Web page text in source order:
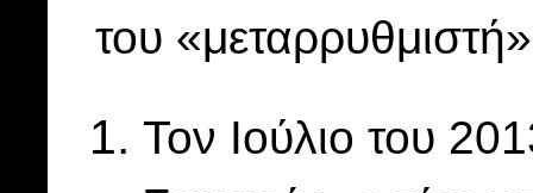
του
Τον Ιούλιο του